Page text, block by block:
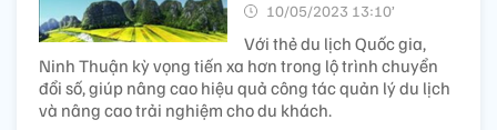
10/05/2023 13:10’
Với thẻ du lịch Quốc gia,
Ninh Thuận kỳ vọng tiến xa hơn trong lộ trình chuyển
đổi số, giúp nâng cao hiệu quả công tác quản lý du lịch
và nâng cao trải nghiệm cho du khách.